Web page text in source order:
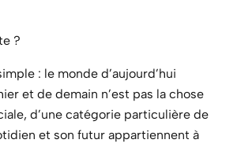
?
: le monde d’aujourd’hui
et de demain n’est pas la chose
d’une catégorie particulière de
et son futur appartiennent à